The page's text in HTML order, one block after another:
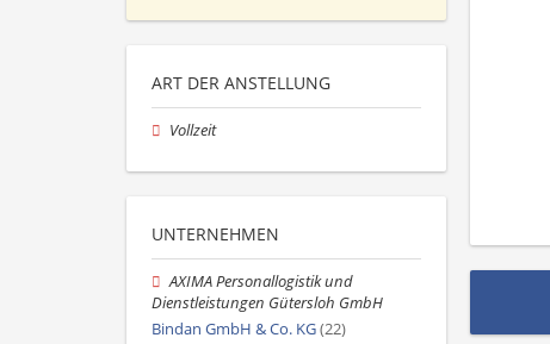
ART DER ANSTELLUNG
Vollzeit
UNTERNEHMEN
AXIMA Personallogistik und
Dienstleistungen Gütersloh GmbH
Bindan GmbH & Co. KG(22)